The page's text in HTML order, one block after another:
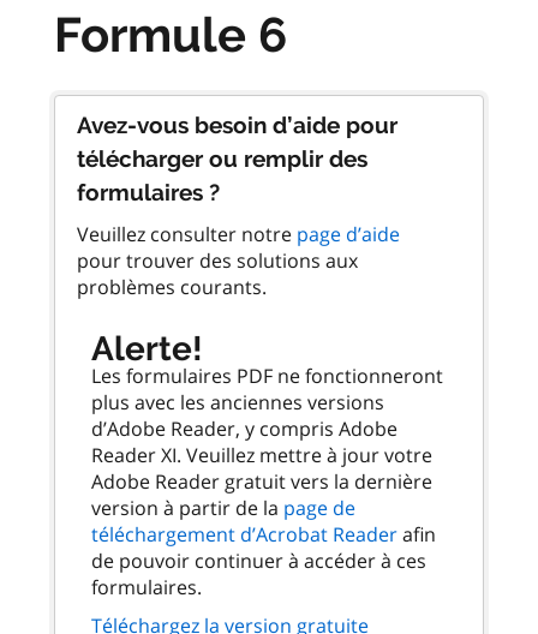
Formule 6
Avez-vous besoin d’aide pour
télécharger ou remplir des
formulaires ?
Veuillez consulter notre page d’aide
pour trouver des solutions aux
problèmes courants.
Alerte!
Les formulaires PDF ne fonctionneront
plus avec les anciennes versions
d’Adobe Reader, y compris Adobe
Reader XI. Veuillez mettre à jour votre
Adobe Reader gratuit vers la dernière
version à partir de la page de
téléchargement d’Acrobat Readerafin
de pouvoir continuer à accéder à ces
formulaires.
Téléchargez la version gratuite